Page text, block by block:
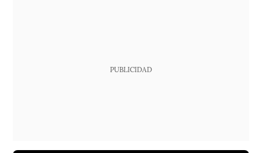
PUBLICIDAD